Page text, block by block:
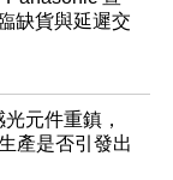
缺貨與延遲交
元件重鎮，
產是否引發出